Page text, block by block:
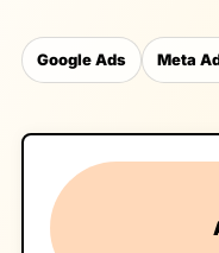
Google Ads Meta